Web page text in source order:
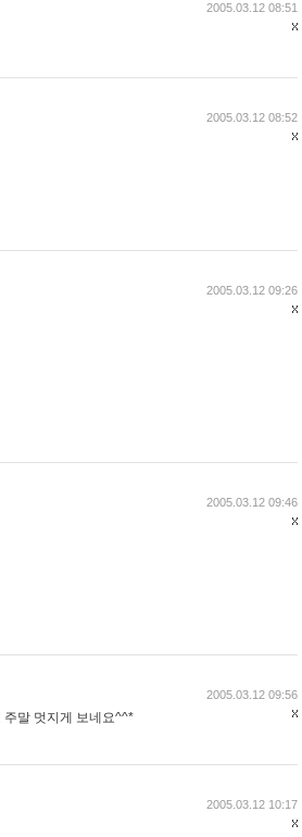
2005.03.12 08:51
2005.03.12 08:52
2005.03.12 09:26
2005.03.12 09:46
주말 멋지게 보네요^^*
2005.03.12 09:56
2005.03.12 10:17